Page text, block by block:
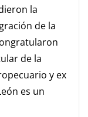
la
de la
de la
y ex
es un